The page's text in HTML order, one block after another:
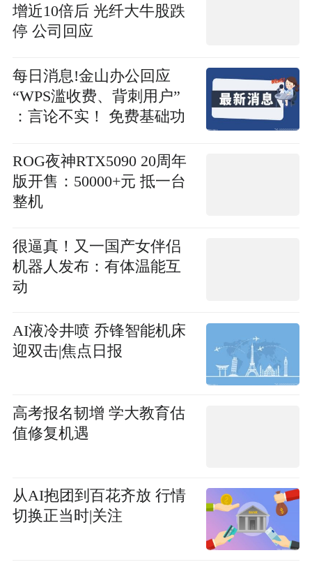
增近10倍后 光纤大牛股跌
停 公司回应
每日消息!金山办公回应
“WPS滥收费、背刺用户”
：言论不实！ 免费基础功
智能体等高成本服务，会
独立计费，用户按需购买
ROG夜神RTX5090 20周年
版开售：50000+元 抵一台
整机
很逼真！又一国产女伴侣
机器人发布：有体温能互
动
AI液冷井喷 乔锋智能机床
迎双击|焦点日报
高考报名韧增 学大教育估
值修复机遇
从AI抱团到百花齐放 行情
切换正当时|关注